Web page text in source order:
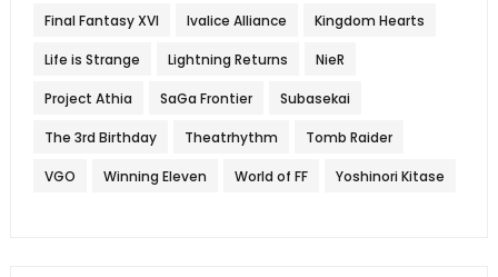
Final Fantasy XVI Ivalice Alliance Kingdom Hearts
Life is Strange Lightning Returns NieR
Project Athia SaGa Frontier Subasekai
The 3rd Birthday Theatrhythm Tomb Raider
VGO Winning Eleven World of FF Yoshinori Kitase